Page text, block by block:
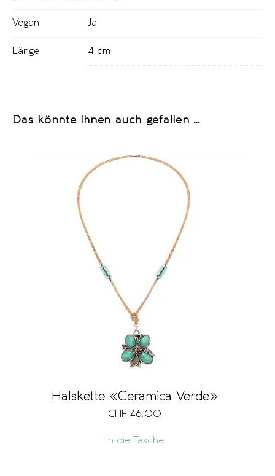
Vegan Ja
Länge 4 cm
Das könnte Ihnen auch gefallen …
Halskette «Ceramica Verde»
CHF 46.00
In die Tasche